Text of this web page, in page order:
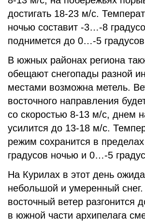
достигать 18-23 м/с.
ночью составит -3…-8
поднимется до 0…-5
В южных районах региона
обещают снегопады разной
местами возможна метель.
восточного направления
со скоростью 8-13 м/с, днем
усилится до 13-18 м/с.
режим сохранится в
градусов ночью и 0…-5
На Курилах в этот день
небольшой и умеренный
восточный ветер разгонится
в южной части архипелага